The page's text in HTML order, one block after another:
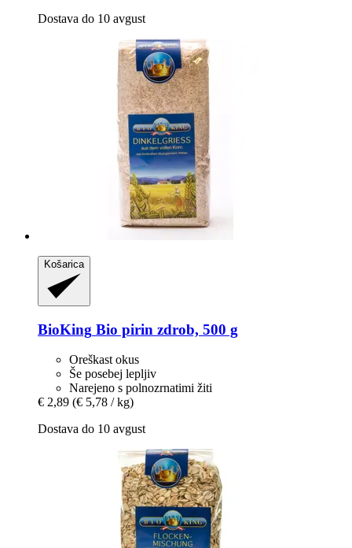
Dostava do 10 avgust
Košarica
BioKing Bio pirin zdrob, 500 g
Oreškast okus
Še posebej lepljiv
Narejeno s polnozrnatimi žiti
€ 2,89 (€ 5,78 / kg)
Dostava do 10 avgust